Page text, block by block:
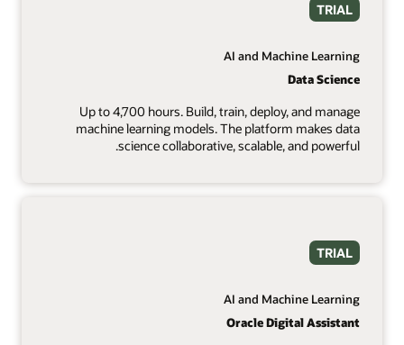
TRIAL
AI and Machine Learning
Data Science
Up to 4,700 hours. Build, train, deploy, and manage
machine learning models. The platform makes data
science collaborative, scalable, and powerful.
TRIAL
AI and Machine Learning
Oracle Digital Assistant